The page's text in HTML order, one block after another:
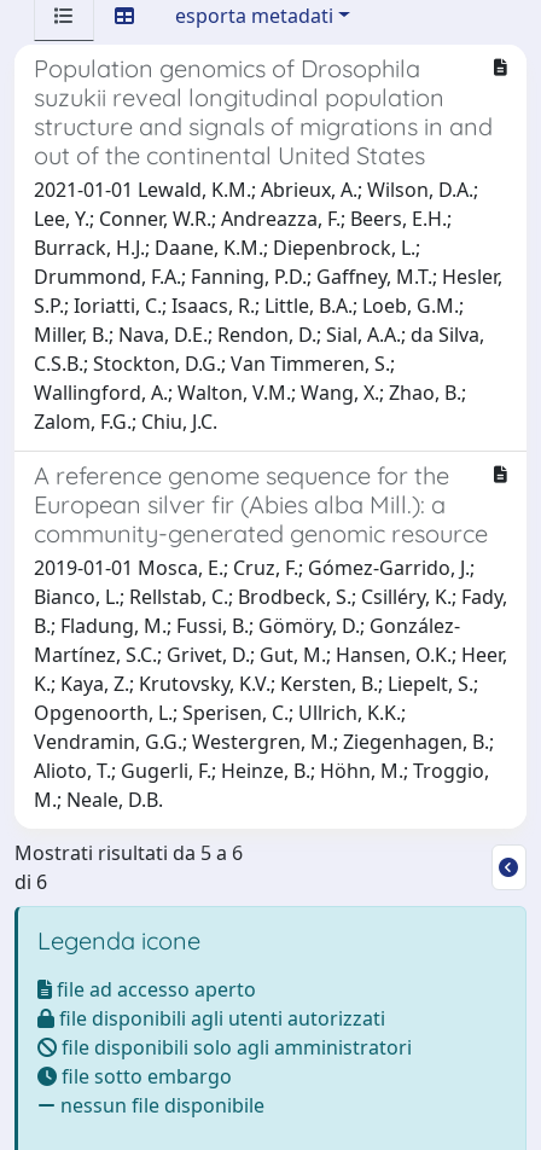
esporta metadati
Population genomics of Drosophila
suzukii reveal longitudinal population
structure and signals of migrations in and
out of the continental United States
2021-01-01 Lewald, K.M.; Abrieux, A.; Wilson, D.A.;
Lee, Y.; Conner, W.R.; Andreazza, F.; Beers, E.H.;
Burrack, H.J.; Daane, K.M.; Diepenbrock, L.;
Drummond, F.A.; Fanning, P.D.; Gaffney, M.T.; Hesler,
S.P.; Ioriatti, C.; Isaacs, R.; Little, B.A.; Loeb, G.M.;
Miller, B.; Nava, D.E.; Rendon, D.; Sial, A.A.; da Silva,
C.S.B.; Stockton, D.G.; Van Timmeren, S.;
Wallingford, A.; Walton, V.M.; Wang, X.; Zhao, B.;
Zalom, F.G.; Chiu, J.C.
A reference genome sequence for the
European silver fir (Abies alba Mill.): a
community-generated genomic resource
2019-01-01 Mosca, E.; Cruz, F.; Gómez-Garrido, J.;
Bianco, L.; Rellstab, C.; Brodbeck, S.; Csilléry, K.; Fady,
B.; Fladung, M.; Fussi, B.; Gömöry, D.; González-
Martínez, S.C.; Grivet, D.; Gut, M.; Hansen, O.K.; Heer,
K.; Kaya, Z.; Krutovsky, K.V.; Kersten, B.; Liepelt, S.;
Opgenoorth, L.; Sperisen, C.; Ullrich, K.K.;
Vendramin, G.G.; Westergren, M.; Ziegenhagen, B.;
Alioto, T.; Gugerli, F.; Heinze, B.; Höhn, M.; Troggio,
M.; Neale, D.B.
Mostrati risultati da 5 a 6
di 6
Legenda icone
file ad accesso aperto
file disponibili agli utenti autorizzati
file disponibili solo agli amministratori
file sotto embargo
nessun file disponibile